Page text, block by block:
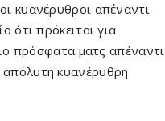
κυανέρυθροι απέναντι
ότι πρόκειται για
πρόσφατα ματς απέναντι
απόλυτη κυανέρυθρη